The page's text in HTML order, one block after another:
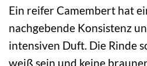
Ein reifer Camembert hat
nachgebende Konsistenz
intensiven Duft. Die Rinde
weiß sein und keine